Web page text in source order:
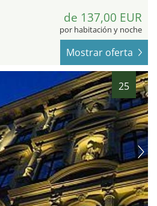
de 137,00 EUR
por habitación y noche
Mostrar oferta
25